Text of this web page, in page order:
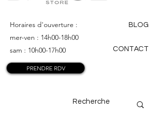
DANCE
Horaires d'ouverture :
mer-ven : 14h00-18h00
sam : 10h00-17h00
BLOG
CONTACT
PRENDRE RDV